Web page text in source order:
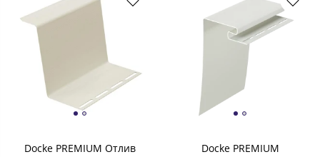
Docke PREMIUM Отлив
Docke PREMIUM